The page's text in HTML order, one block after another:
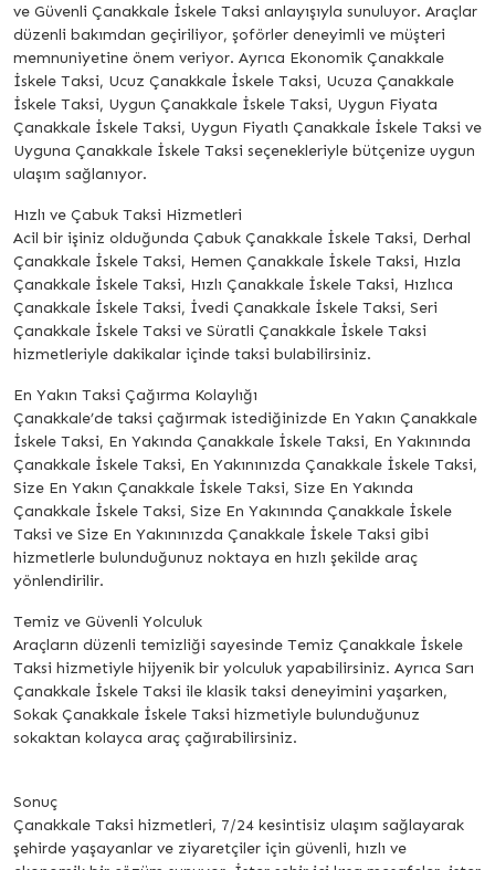
ve Güvenli Çanakkale İskele Taksi anlayışıyla sunuluyor. Araçlar
düzenli bakımdan geçiriliyor, şoförler deneyimli ve müşteri
memnuniyetine önem veriyor. Ayrıca Ekonomik Çanakkale
İskele Taksi, Ucuz Çanakkale İskele Taksi, Ucuza Çanakkale
İskele Taksi, Uygun Çanakkale İskele Taksi, Uygun Fiyata
Çanakkale İskele Taksi, Uygun Fiyatlı Çanakkale İskele Taksi ve
Uyguna Çanakkale İskele Taksi seçenekleriyle bütçenize uygun
ulaşım sağlanıyor.
Hızlı ve Çabuk Taksi Hizmetleri
Acil bir işiniz olduğunda Çabuk Çanakkale İskele Taksi, Derhal
Çanakkale İskele Taksi, Hemen Çanakkale İskele Taksi, Hızla
Çanakkale İskele Taksi, Hızlı Çanakkale İskele Taksi, Hızlıca
Çanakkale İskele Taksi, İvedi Çanakkale İskele Taksi, Seri
Çanakkale İskele Taksi ve Süratli Çanakkale İskele Taksi
hizmetleriyle dakikalar içinde taksi bulabilirsiniz.
En Yakın Taksi Çağırma Kolaylığı
Çanakkale’de taksi çağırmak istediğinizde En Yakın Çanakkale
İskele Taksi, En Yakında Çanakkale İskele Taksi, En Yakınında
Çanakkale İskele Taksi, En Yakınınızda Çanakkale İskele Taksi,
Size En Yakın Çanakkale İskele Taksi, Size En Yakında
Çanakkale İskele Taksi, Size En Yakınında Çanakkale İskele
Taksi ve Size En Yakınınızda Çanakkale İskele Taksi gibi
hizmetlerle bulunduğunuz noktaya en hızlı şekilde araç
yönlendirilir.
Temiz ve Güvenli Yolculuk
Araçların düzenli temizliği sayesinde Temiz Çanakkale İskele
Taksi hizmetiyle hijyenik bir yolculuk yapabilirsiniz. Ayrıca Sarı
Çanakkale İskele Taksi ile klasik taksi deneyimini yaşarken,
Sokak Çanakkale İskele Taksi hizmetiyle bulunduğunuz
sokaktan kolayca araç çağırabilirsiniz.
Sonuç
Çanakkale Taksi hizmetleri, 7/24 kesintisiz ulaşım sağlayarak
şehirde yaşayanlar ve ziyaretçiler için güvenli, hızlı ve